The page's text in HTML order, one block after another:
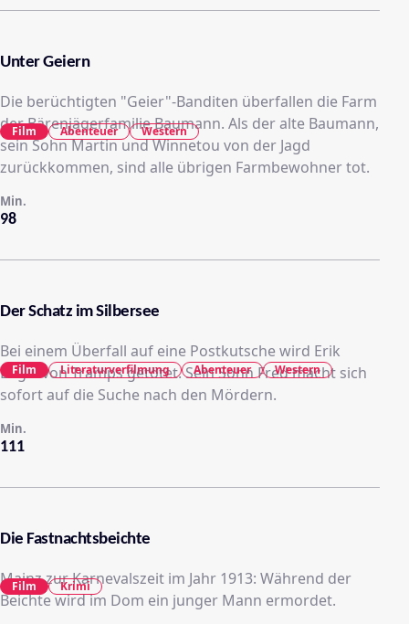
Unter Geiern
Die berüchtigten "Geier"-Banditen überfallen die Farm
der Bärenjägerfamilie Baumann. Als der alte Baumann,
sein Sohn Martin und Winnetou von der Jagd
zurückkommen, sind alle übrigen Farmbewohner tot.
98
Min.
Film Abenteuer Western
Der Schatz im Silbersee
Bei einem Überfall auf eine Postkutsche wird Erik
Engel von Tramps getötet. Sein Sohn Fred macht sich
sofort auf die Suche nach den Mördern.
111
Min.
Film Literaturverfilmung Abenteuer Western
Die Fastnachtsbeichte
Mainz zur Karnevalszeit im Jahr 1913: Während der
Beichte wird im Dom ein junger Mann ermordet.
Film Krimi